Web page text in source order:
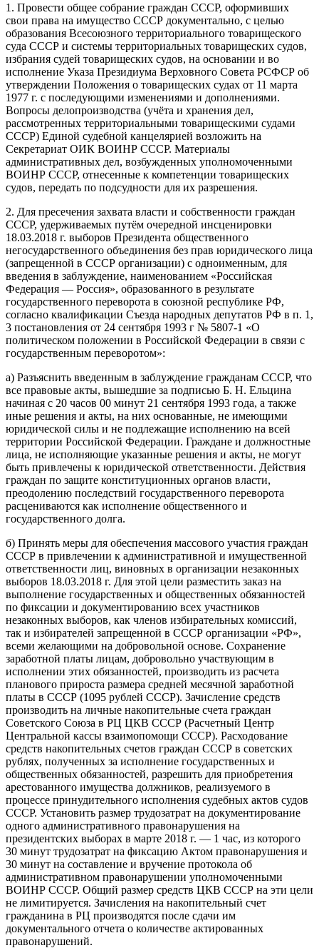
1. Провести общее собрание граждан СССР, оформивших
свои права на имущество СССР документально, с целью
образования Всесоюзного территориального товарищеского
суда СССР и системы территориальных товарищеских судов,
избрания судей товарищеских судов, на основании и во
исполнение Указа Президиума Верховного Совета РСФСР об
утверждении Положения о товарищеских судах от 11 марта
1977 г. с последующими изменениями и дополнениями.
Вопросы делопроизводства (учёта и хранения дел,
рассмотренных территориальными товарищескими судами
СССР) Единой судебной канцелярией возложить на
Секретариат ОИК ВОИНР СССР. Материалы
административных дел, возбужденных уполномоченными
ВОИНР СССР, отнесенные к компетенции товарищеских
судов, передать по подсудности для их разрешения.
2. Для пресечения захвата власти и собственности граждан
СССР, удерживаемых путём очередной инсценировки
18.03.2018 г. выборов Президента общественного
негосударственного объединения без прав юридического лица
(запрещенной в СССР организации) с одноименным, для
введения в заблуждение, наименованием «Российская
Федерация — Россия», образованного в результате
государственного переворота в союзной республике РФ,
согласно квалификации Съезда народных депутатов РФ в п. 1,
3 постановления от 24 сентября 1993 г № 5807-1 «О
политическом положении в Российской Федерации в связи с
государственным переворотом»:
а) Разъяснить введенным в заблуждение гражданам СССР, что
все правовые акты, вышедшие за подписью Б. Н. Ельцина
начиная с 20 часов 00 минут 21 сентября 1993 года, а также
иные решения и акты, на них основанные, не имеющими
юридической силы и не подлежащие исполнению на всей
территории Российской Федерации. Граждане и должностные
лица, не исполняющие указанные решения и акты, не могут
быть привлечены к юридической ответственности. Действия
граждан по защите конституционных органов власти,
преодолению последствий государственного переворота
расцениваются как исполнение общественного и
государственного долга.
б) Принять меры для обеспечения массового участия граждан
СССР в привлечении к административной и имущественной
ответственности лиц, виновных в организации незаконных
выборов 18.03.2018 г. Для этой цели разместить заказ на
выполнение государственных и общественных обязанностей
по фиксации и документированию всех участников
незаконных выборов, как членов избирательных комиссий,
так и избирателей запрещенной в СССР организации «РФ»,
всеми желающими на добровольной основе. Сохранение
заработной платы лицам, добровольно участвующим в
исполнении этих обязанностей, производить из расчета
планового прироста размера средней месячной заработной
платы в СССР (1095 рублей СССР). Зачисление средств
производить на личные накопительные счета граждан
Советского Союза в РЦ ЦКВ СССР (Расчетный Центр
Центральной кассы взаимопомощи СССР). Расходование
средств накопительных счетов граждан СССР в советских
рублях, полученных за исполнение государственных и
общественных обязанностей, разрешить для приобретения
арестованного имущества должников, реализуемого в
процессе принудительного исполнения судебных актов судов
СССР. Установить размер трудозатрат на документирование
одного административного правонарушения на
президентских выборах в марте 2018 г. — 1 час, из которого
30 минут трудозатрат на фиксацию Актом правонарушения и
30 минут на составление и вручение протокола об
административном правонарушении уполномоченными
ВОИНР СССР. Общий размер средств ЦКВ СССР на эти цели
не лимитируется. Зачисления на накопительный счет
гражданина в РЦ производятся после сдачи им
документального отчета о количестве актированных
правонарушений.